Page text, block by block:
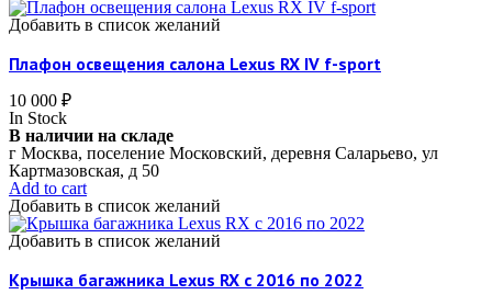
Добавить в список желаний
Плафон освещения салона Lexus RX IV f-sport
10 000 ₽
In Stock
В наличии на складе
г Москва, поселение Московский, деревня Саларьево, ул
Картмазовская, д 50
Add to cart
Добавить в список желаний
Добавить в список желаний
Крышка багажника Lexus RX c 2016 по 2022